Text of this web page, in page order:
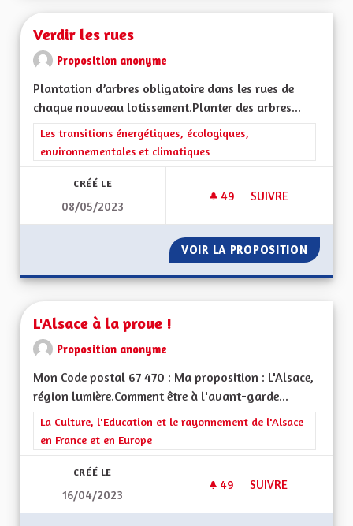
Verdir les rues
Proposition anonyme
Plantation d’arbres obligatoire dans les rues de
chaque nouveau lotissement.Planter des arbres...
Filtrer les résultats de la catégorie : Les transitions
Les transitions énergétiques, écologiques,
environnementales et climatiques
CRÉÉ LE
08/05/2023
49 49 ABONNÉS
SUIVRE
VOIR LA PROPOSITION
L'Alsace à la proue !
Proposition anonyme
Mon Code postal 67 470 : Ma proposition : L'Alsace,
région lumière.Comment être à l'avant-garde...
Filtrer les résultats de la catégorie : La Culture, l'Education et
La Culture, l'Education et le rayonnement de l'Alsace
en France et en Europe
CRÉÉ LE
16/04/2023
49 49 ABONNÉS
SUIVRE